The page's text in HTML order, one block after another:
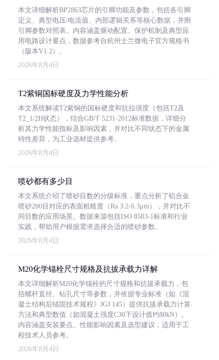
本文详细解析BP2863芯片的引脚功能及参数，包括各引脚
定义、典型电压/电流值、内部逻辑关系等核心数据，并附
引脚参数对照表。内容涵盖驱动配置、保护机制及典型应
用电路设计要点，数据参考自杭州士兰微电子官方规格书
（版本V1.2）。
2026年8月4日
T2紫铜国标硬度及力学性能分析
本文系统解读T2紫铜的国标硬度和抗拉强度（包括T2及
T2_1/2H状态），结合GB/T 5231-2012标准数据，详细分
析其力学性能指标及影响因素，并对比不同状态下的金属
特性差异，为工业选材提供参考。
2026年8月4日
喷砂都有多少目
本文系统介绍了喷砂目数的分级标准，重点分析了铝合金
喷砂200目对应的表面粗糙度（Ra 3.2-6.3μm），并对比不
同目数的应用场景。数据来源包括ISO 8503-1标准和行业
实践，帮助用户根据需求选择合适的喷砂参数。
2026年8月4日
M20化学锚栓尺寸规格及抗拔承载力详解
本文详细解析M20化学锚栓的尺寸规格和抗拔承载力，包
括螺杆直径、钻孔尺寸等参数，并依据专业标准（如《混
凝土结构后锚固技术规程》JGJ 145）提供抗拔承载力计算
方法和典型数值（如混凝土强度C30下设计值约80kN）。
内容涵盖安装要点、性能影响因素及选型建议，适用于工
程技术人员参考。
2026年8月4日